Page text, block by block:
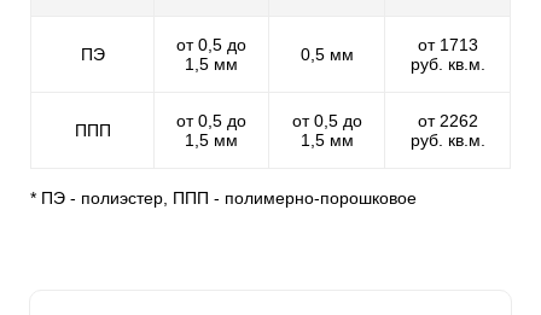
ПЭ
от 0,5 до
1,5 мм
0,5 мм
от 1713
руб. кв.м.
ППП
от 0,5 до
1,5 мм
от 0,5 до
1,5 мм
от 2262
руб. кв.м.
* ПЭ - полиэстер, ППП - полимерно-порошковое